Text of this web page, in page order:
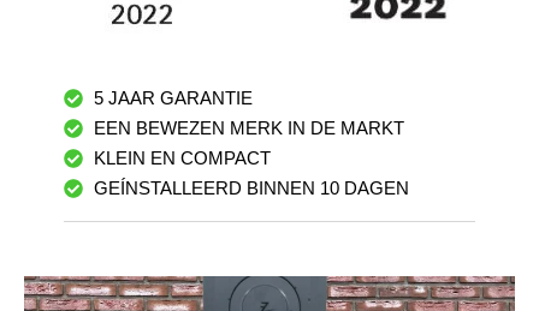
5 JAAR GARANTIE
EEN BEWEZEN MERK IN DE MARKT
KLEIN EN COMPACT
GEÍNSTALLEERD BINNEN 10 DAGEN